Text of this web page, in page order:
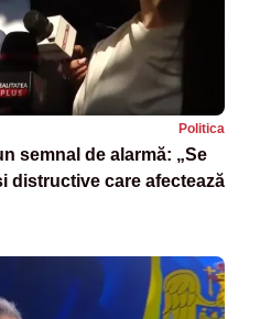
Politica
semnal de alarmă: „Se
distructive care afectează